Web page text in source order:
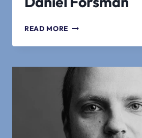
READ MORE DANIEL